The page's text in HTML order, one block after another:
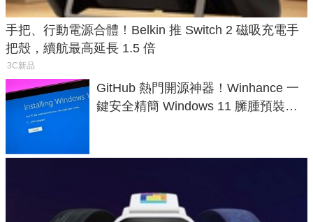
手把、行動電源合體！Belkin 推 Switch 2 磁吸充電手
把殼，續航最高延長 1.5 倍
3C新品
GitHub 熱門開源神器！Winhance 一
鍵安全精簡 Windows 11 臃腫預裝軟